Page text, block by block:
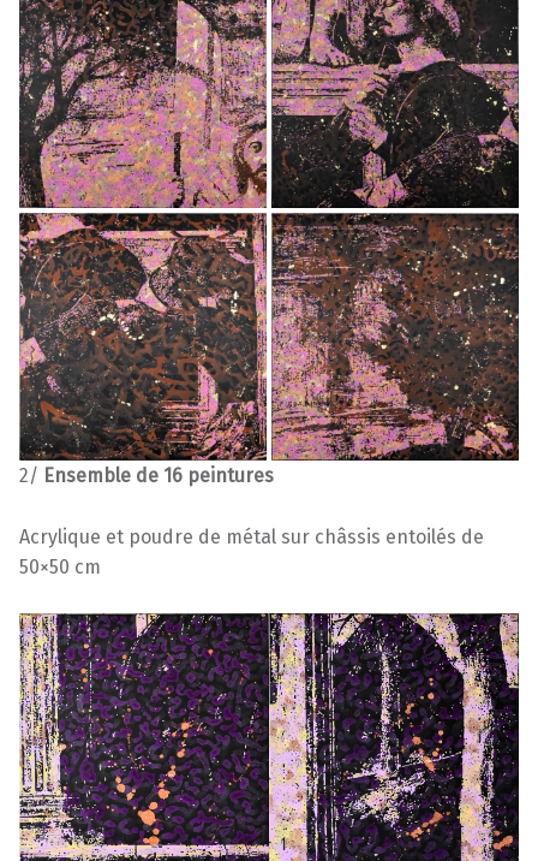
2/ Ensemble de 16 peintures
Acrylique et poudre de métal sur châssis entoilés de
50×50 cm